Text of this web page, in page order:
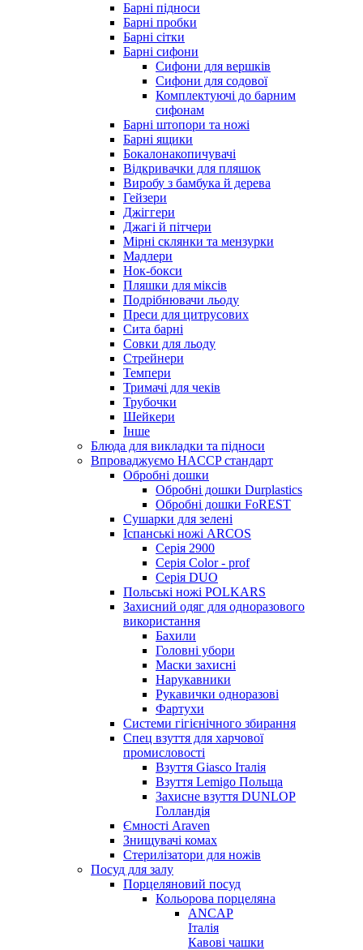
Барні підноси
Барні пробки
Барні сітки
Барні сифони
Сифони для вершків
Сифони для содової
Комплектуючі до барним
сифонам
Барні штопори та ножі
Барні ящики
Бокалонакопичувачі
Відкривачки для пляшок
Виробу з бамбука й дерева
Гейзери
Джіггери
Джагі й пітчери
Мірні склянки та мензурки
Мадлери
Нок-бокси
Пляшки для міксів
Подрібнювачи льоду
Преси для цитрусових
Сита барні
Совки для льоду
Стрейнери
Темпери
Тримачі для чеків
Трубочки
Шейкери
Інше
Блюда для викладки та підноси
Впроваджуємо HACCP стандарт
Обробні дошки
Обробні дошки Durplastics
Обробні дошки FoREST
Сушарки для зелені
Іспанські ножі ARCOS
Серія 2900
Серія Color - prof
Серія DUO
Польські ножі POLKARS
Захисний одяг для одноразового
використання
Бахили
Головні убори
Маски захисні
Нарукавники
Рукавички одноразові
Фартухи
Системи гігієнічного збирання
Спец взуття для харчової
промисловості
Взуття Giasco Італія
Взуття Lemigo Польща
Захисне взуття DUNLOP
Голландія
Ємності Araven
Знищувачі комах
Стерилізатори для ножів
Посуд для залу
Порцеляновий посуд
Кольорова порцеляна
ANCAP
Італія
Кавові чашки